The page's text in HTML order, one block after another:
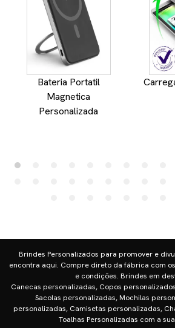
Bateria Portatil
Magnetica
Personalizada
Brindes Personalizados para promover e
encontra aqui. Compre direto da fábrica com
e condições. Brindes em
Canecas personalizadas, Copos
Sacolas personalizadas, Mochilas
personalizadas, Camisetas personalizadas,
Toalhas Personalizadas com a